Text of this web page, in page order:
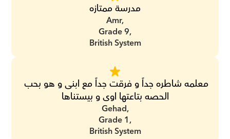
مدرسة ممتازه
Amr,
Grade 9,
British System
الحصه بتاعتها اوى و بيستناها
Gehad,
Grade 1,
British System